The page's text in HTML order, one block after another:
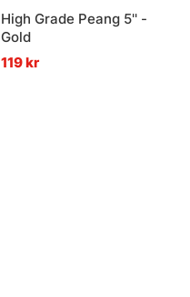
High Grade Peang 5'' -
Gold
119 kr